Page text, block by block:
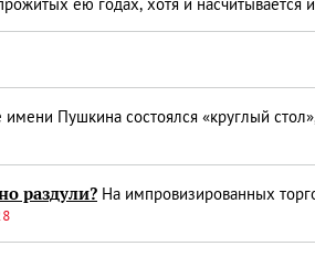
ею годах, хотя и насчитывается
Пушкина состоялся «круглый
раздули? На импровизированных